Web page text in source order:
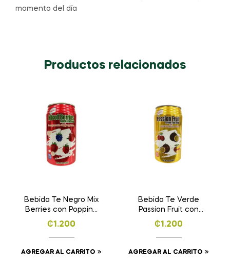
momento del día
Productos relacionados
Bebida Te Negro Mix
Berries con Popping
Boba – 340ml
₡1.200
AGREGAR AL CARRITO
Bebida Te Verde
Passion Fruit con
Popping Boba –
340ml
₡1.200
AGREGAR AL CARRITO